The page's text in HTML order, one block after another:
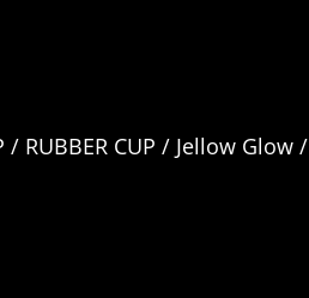
RUBBER CUP / Jellow Glow /